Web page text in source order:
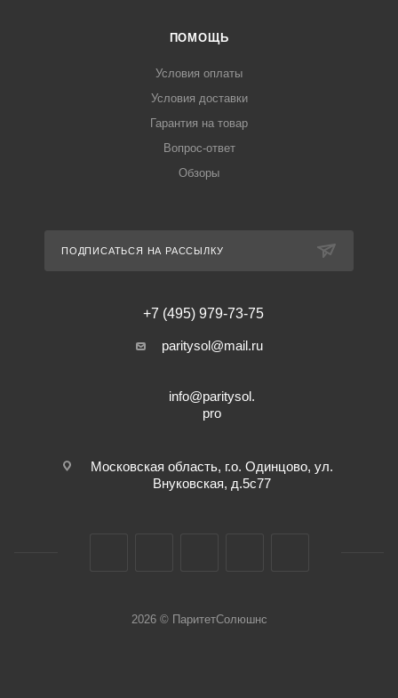
ПОМОЩЬ
Условия оплаты
Условия доставки
Гарантия на товар
Вопрос-ответ
Обзоры
ПОДПИСАТЬСЯ НА РАССЫЛКУ
+7 (495) 979-73-75
paritysol@mail.ru
info@paritysol.
pro
Московская область, г.о. Одинцово, ул.
Внуковская, д.5с77
2026 © ПаритетСолюшнс